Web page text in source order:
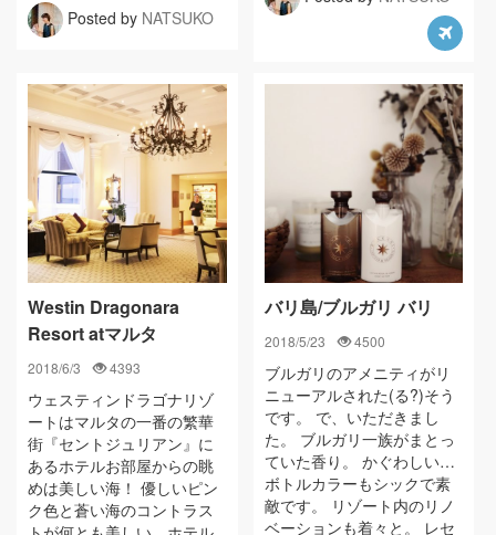
Posted by NATSUKO
Westin Dragonara
Resort atマルタ
2018/6/3 4393
ウェスティンドラゴナリゾ
ートはマルタの一番の繁華
街『セントジュリアン』に
あるホテルお部屋からの眺
めは美しい海！ 優しいピン
ク色と蒼い海のコントラス
バリ島/ブルガリ バリ
2018/5/23 4500
ブルガリのアメニティがリ
ニューアルされた(る?)そう
です。 で、いただきまし
た。 ブルガリ一族がまとっ
ていた香り。 かぐわしい…
ボトルカラーもシックで素
敵です。 リゾート内のリノ
ベーションも着々と。 レセ